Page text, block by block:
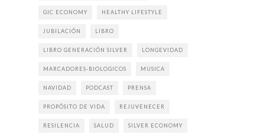
GIC ECONOMY HEALTHY LIFESTYLE
JUBILACIÓN LIBRO
LIBRO GENERACIÓN SILVER LONGEVIDAD
MARCADORES-BIOLOGICOS MUSICA
NAVIDAD PODCAST PRENSA
PROPÓSITO DE VIDA REJUVENECER
RESILENCIA SALUD SILVER ECONOMY